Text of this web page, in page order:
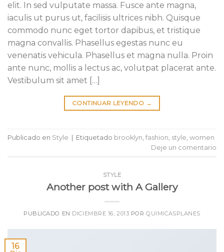
elit. In sed vulputate massa. Fusce ante magna,
iaculis ut purus ut, facilisis ultrices nibh. Quisque
commodo nunc eget tortor dapibus, et tristique
magna convallis. Phasellus egestas nunc eu
venenatis vehicula. Phasellus et magna nulla. Proin
ante nunc, mollis a lectus ac, volutpat placerat ante.
Vestibulum sit amet […]
CONTINUAR LEYENDO →
Publicado en Style | Etiquetado brooklyn fashion style women
Deje un comentario
STYLE
Another post with A Gallery
PUBLICADO EN DICIEMBRE 16, 2013 PORQUIMICASPLANES
16